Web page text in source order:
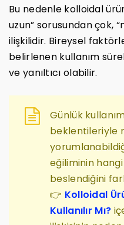
Bu nedenle kolloidal
uzun” sorusundan çok,
ilişkilidir. Bireysel
belirlenen kullanım
ve yanıltıcı olabilir.
Günlük
beklentileriyle
eğiliminin
beslendiğini
👉 Kolloidal
Kullanılır Mı?